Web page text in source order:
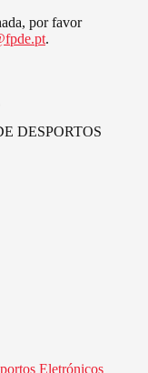
por favor
.
DESPORTOS
Eletrónicos